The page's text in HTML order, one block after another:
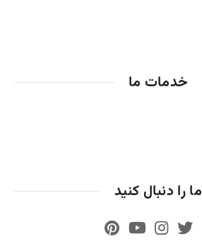
خدمات ما
ما را دنبال کنید